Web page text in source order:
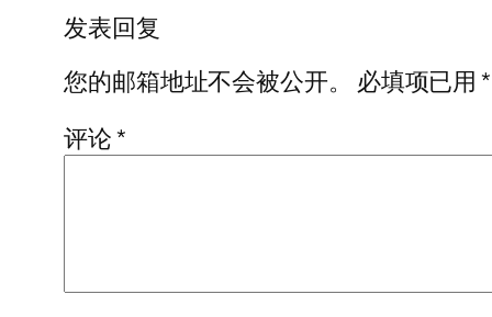
发表回复
您的邮箱地址不会被公开。
必填项已用*
评论*